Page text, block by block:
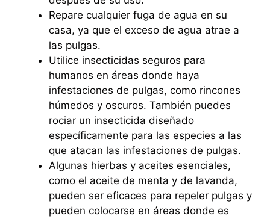
Repare cualquier fuga de agua en su
casa, ya que el exceso de agua atrae a
las pulgas.
Utilice insecticidas seguros para
humanos en áreas donde haya
infestaciones de pulgas, como rincones
húmedos y oscuros. También puedes
rociar un insecticida diseñado
específicamente para las especies a las
que atacan las infestaciones de pulgas.
Algunas hierbas y aceites esenciales,
como el aceite de menta y de lavanda,
pueden ser eficaces para repeler pulgas y
pueden colocarse en áreas donde es